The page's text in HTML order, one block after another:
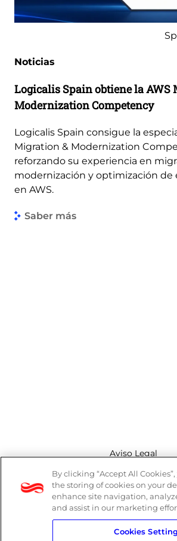
Noticias
Logicalis Spain obtiene la AWS
Modernization Competency
Logicalis Spain consigue la
Migration & Modernization
reforzando su experiencia en
modernización y optimización de
en AWS.
Saber más
Aviso Legal
Canal de denuncias
Política de cookies
Política de
By clicking “Accept All
the storing of cookies on your
enhance site navigation,
and assist in our marketing
Cookies